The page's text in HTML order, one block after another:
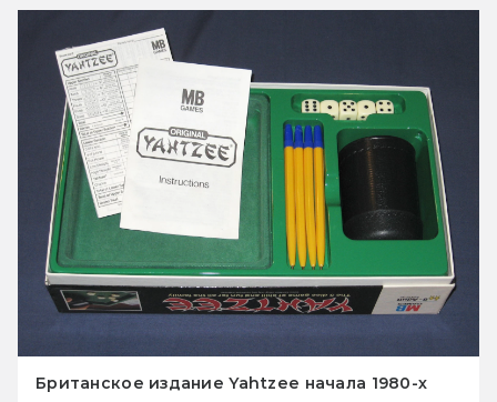
Британское издание Yahtzee начала 1980-х